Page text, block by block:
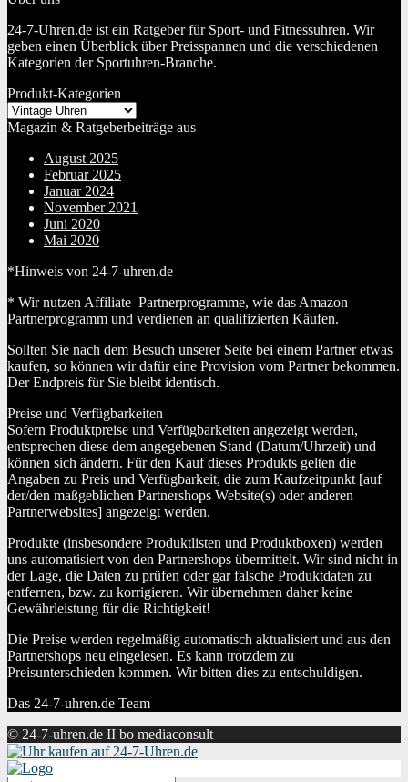
24-7-Uhren.de ist ein Ratgeber für Sport- und Fitnessuhren. Wir
geben einen Überblick über Preisspannen und die verschiedenen
Kategorien der Sportuhren-Branche.
Produkt-Kategorien
Magazin & Ratgeberbeiträge aus
August 2025
Februar 2025
Januar 2024
November 2021
Juni 2020
Mai 2020
*Hinweis von 24-7-uhren.de
* Wir nutzen Affiliate Partnerprogramme, wie das Amazon
Partnerprogramm und verdienen an qualifizierten Käufen.
Sollten Sie nach dem Besuch unserer Seite bei einem Partner etwas
kaufen, so können wir dafür eine Provision vom Partner bekommen.
Der Endpreis für Sie bleibt identisch.
Preise und Verfügbarkeiten
Sofern Produktpreise und Verfügbarkeiten angezeigt werden,
entsprechen diese dem angegebenen Stand (Datum/Uhrzeit) und
können sich ändern. Für den Kauf dieses Produkts gelten die
Angaben zu Preis und Verfügbarkeit, die zum Kaufzeitpunkt [auf
der/den maßgeblichen Partnershops Website(s) oder anderen
Partnerwebsites] angezeigt werden.
Produkte (insbesondere Produktlisten und Produktboxen) werden
uns automatisiert von den Partnershops übermittelt. Wir sind nicht in
der Lage, die Daten zu prüfen oder gar falsche Produktdaten zu
entfernen, bzw. zu korrigieren. Wir übernehmen daher keine
Gewährleistung für die Richtigkeit!
Die Preise werden regelmäßig automatisch aktualisiert und aus den
Partnershops neu eingelesen. Es kann trotzdem zu
Preisunterschieden kommen. Wir bitten dies zu entschuldigen.
Das 24-7-uhren.de Team
© 24-7-uhren.de II bo mediaconsult